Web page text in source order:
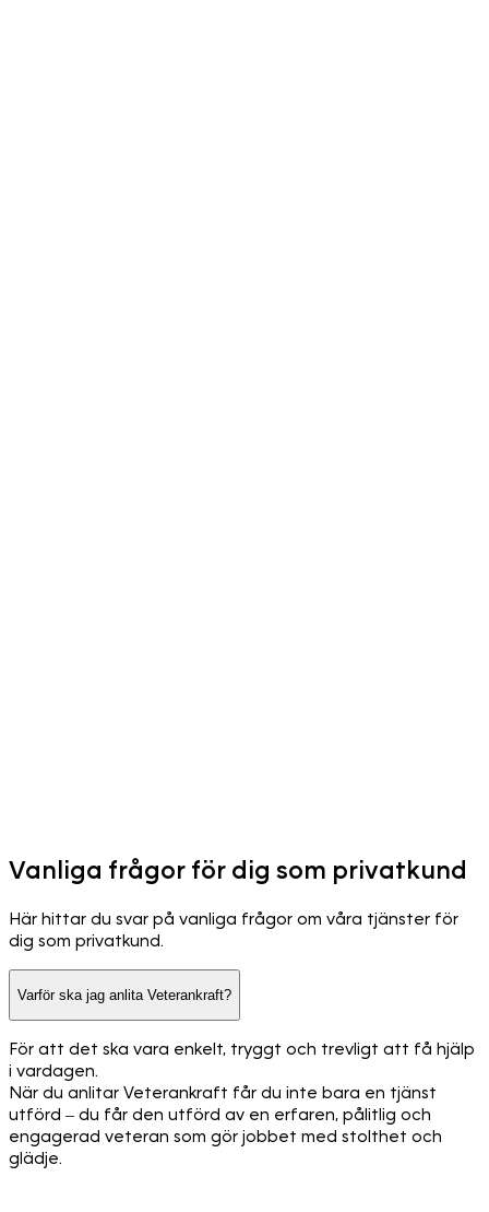
Vanliga frågor för dig som privatkund
Här hittar du svar på vanliga frågor om våra tjänster för
dig som privatkund.
Varför ska jag anlita Veterankraft?
För att det ska vara enkelt, tryggt och trevligt att få hjälp
i vardagen.
När du anlitar Veterankraft får du inte bara en tjänst
utförd – du får den utförd av en erfaren, pålitlig och
engagerad veteran som gör jobbet med stolthet och
glädje.